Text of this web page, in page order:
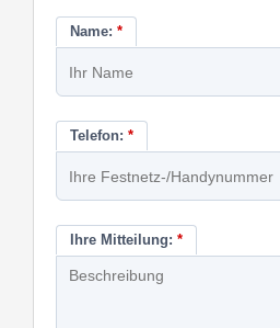
Name: *
Telefon: *
Ihre Mitteilung: *